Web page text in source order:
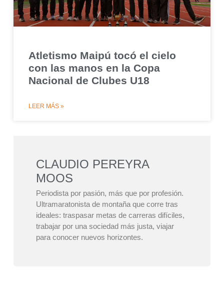
Atletismo Maipú tocó el cielo
con las manos en la Copa
Nacional de Clubes U18
LEER MÁS »
CLAUDIO PEREYRA
MOOS
Periodista por pasión, más que por profesión.
Ultramaratonista de montaña que corre tras
ideales: traspasar metas de carreras difíciles,
trabajar por una sociedad más justa, viajar
para conocer nuevos horizontes.